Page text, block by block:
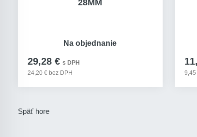
28MM
29,28 € s DPH
24,20 € bez DPH
Na objednanie
9,45
Späť hore